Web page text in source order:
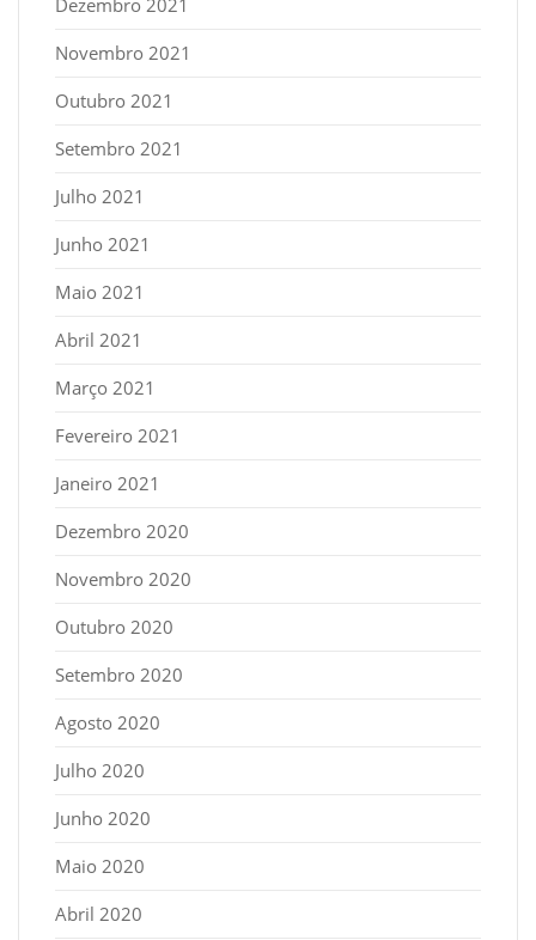
Dezembro 2021
Novembro 2021
Outubro 2021
Setembro 2021
Julho 2021
Junho 2021
Maio 2021
Abril 2021
Março 2021
Fevereiro 2021
Janeiro 2021
Dezembro 2020
Novembro 2020
Outubro 2020
Setembro 2020
Agosto 2020
Julho 2020
Junho 2020
Maio 2020
Abril 2020